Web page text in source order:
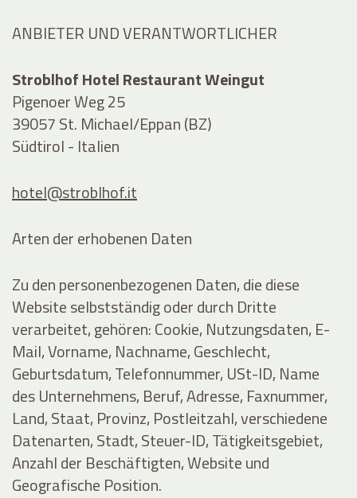
ANBIETER UND VERANTWORTLICHER
Stroblhof Hotel Restaurant Weingut
Pigenoer Weg 25
39057 St. Michael/Eppan (BZ)
Südtirol - Italien
hotel@stroblhof.it
Arten der erhobenen Daten
Zu den personenbezogenen Daten, die diese
Website selbstständig oder durch Dritte
verarbeitet, gehören: Cookie, Nutzungsdaten, E-
Mail, Vorname, Nachname, Geschlecht,
Geburtsdatum, Telefonnummer, USt-ID, Name
des Unternehmens, Beruf, Adresse, Faxnummer,
Land, Staat, Provinz, Postleitzahl, verschiedene
Datenarten, Stadt, Steuer-ID, Tätigkeitsgebiet,
Anzahl der Beschäftigten, Website und
Geografische Position.